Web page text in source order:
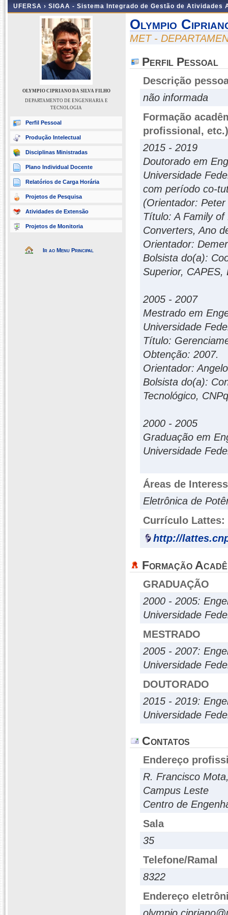
UFERSA › SIGAA - Sistema Integrado de Gestão de Atividades
OLYMPIO CIPRIANO DA SILVA FILHO
DEPARTAMENTO DE ENGENHARIA E
TECNOLOGIA
Perfil Pessoal
Produção Intelectual
Disciplinas Ministradas
Plano Individual Docente
Relatórios de Carga Horária
Projetos de Pesquisa
Atividades de Extensão
Projetos de Monitoria
Ir ao Menu Principal
Olympio
MET -
Perfil Pessoal
Descrição
não informada
Formação
profissional, etc.)
2015 - 2019
Doutorado em
Universidade
com período co-
(Orientador:
Título: A Family
Converters, Ano
Orientador:
Bolsista do(a):
Superior, CAPES,
2005 - 2007
Mestrado em
Universidade
Título:
Obtenção: 2007.
Orientador:
Bolsista do(a):
Tecnológico,
2000 - 2005
Graduação em
Universidade
Áreas de
Eletrônica de
Currículo Lattes:
http://
Formação
GRADUAÇÃO
2000 - 2005:
Universidade
MESTRADO
2005 - 2007:
Universidade
DOUTORADO
2015 - 2019:
Universidade
Contatos
Endereço
R. Francisco
Campus Leste
Centro de
Sala
35
Telefone/Ramal
8322
Endereço